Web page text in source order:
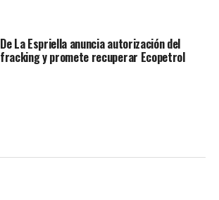
De La Espriella anuncia autorización del
fracking y promete recuperar Ecopetrol